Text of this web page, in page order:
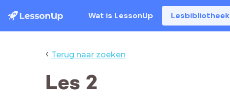
Wat is LessonUp Lesbibliotheek
‹ Terug naar zoeken
Les 2